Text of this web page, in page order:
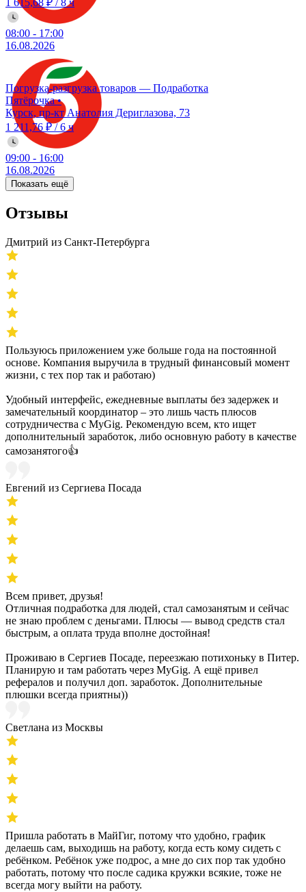
08:00 - 17:00
16.08.2026
Погрузка-разгрузка товаров — Подработка
Пятёрочка•
Курск, пр-кт Анатолия Дериглазова, 73
1 211,76 ₽/6 ч
09:00 - 16:00
16.08.2026
Показать ещё
Отзывы
Дмитрий из Санкт-Петербурга
Пользуюсь приложением уже больше года на постоянной
основе. Компания выручила в трудный финансовый момент
жизни, с тех пор так и работаю)
Удобный интерфейс, ежедневные выплаты без задержек и
замечательный координатор – это лишь часть плюсов
сотрудничества с MyGig. Рекомендую всем, кто ищет
дополнительный заработок, либо основную работу в качестве
самозанятого👍
Евгений из Сергиева Посада
Всем привет, друзья!
Отличная подработка для людей, стал самозанятым и сейчас
не знаю проблем с деньгами. Плюсы — вывод средств стал
быстрым, а оплата труда вполне достойная!
Проживаю в Сергиев Посаде, переезжаю потихоньку в Питер.
Планирую и там работать через MyGig. А ещё привел
рефералов и получил доп. заработок. Дополнительные
плюшки всегда приятны))
Светлана из Москвы
Пришла работать в МайГиг, потому что удобно, график
делаешь сам, выходишь на работу, когда есть кому сидеть с
ребёнком. Ребёнок уже подрос, а мне до сих пор так удобно
работать, потому что после садика кружки всякие, тоже не
всегда могу выйти на работу.